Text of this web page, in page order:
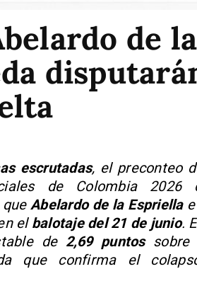
de
escrutadas, el preconteo
de Colombia 2026
queAbelardo de la Espriellae
el balotaje del 21 de junio.
de 2,69 puntossobre
que confirma el